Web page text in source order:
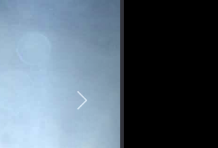
nächstes